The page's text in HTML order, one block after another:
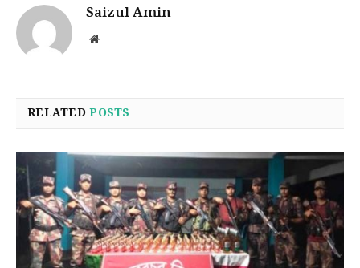
Saizul Amin
Website
RELATEDPOSTS